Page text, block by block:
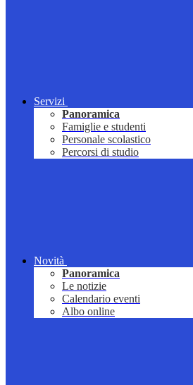
Servizi
Panoramica
Famiglie e studenti
Personale scolastico
Percorsi di studio
Novità
Panoramica
Le notizie
Calendario eventi
Albo online